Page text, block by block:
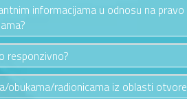
informacijama u odnosu na
responzivno?
radionicama iz oblasti